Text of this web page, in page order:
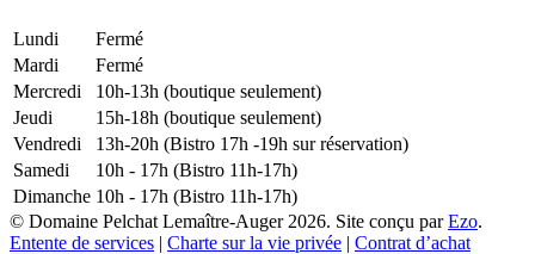
Lundi
Fermé
Mardi
Fermé
Mercredi
10h-13h (boutique seulement)
Jeudi
15h-18h (boutique seulement)
Vendredi
13h-20h (Bistro 17h -19h sur réservation)
Samedi
10h - 17h (Bistro 11h-17h)
Dimanche 10h - 17h (Bistro 11h-17h)
© Domaine Pelchat Lemaître-Auger 2026. Site conçu parEzo.
Entente de services | Charte sur la vie privée | Contrat d’achat